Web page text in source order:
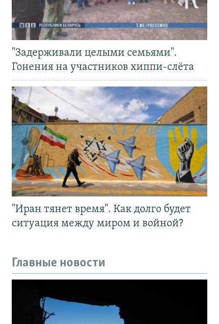
"Задерживали целыми семьями".
Гонения на участников хиппи-слёта
"Иран тянет время". Как долго будет
ситуация между миром и войной?
Главные новости